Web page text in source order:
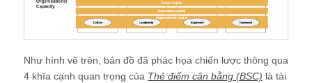
Như hình vẽ trên, bản đồ đã phác họa chiến lược thông qua
4 khía cạnh quan trọng của Thẻ điểm cân bằng (BSC) là tài